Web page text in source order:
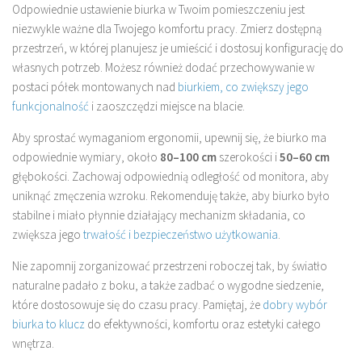
Odpowiednie ustawienie biurka w Twoim pomieszczeniu jest
niezwykle ważne dla Twojego komfortu pracy. Zmierz dostępną
przestrzeń, w której planujesz je umieścić i dostosuj konfigurację do
własnych potrzeb. Możesz również dodać przechowywanie w
postaci półek montowanych nad biurkiem, co zwiększy jego
funkcjonalność i zaoszczędzi miejsce na blacie.
Aby sprostać wymaganiom ergonomii, upewnij się, że biurko ma
odpowiednie wymiary, około 80–100 cm szerokości i50–60 cm
głębokości. Zachowaj odpowiednią odległość od monitora, aby
uniknąć zmęczenia wzroku. Rekomenduję także, aby biurko było
stabilne i miało płynnie działający mechanizm składania, co
zwiększa jego trwałość i bezpieczeństwo użytkowania
Nie zapomnij zorganizować przestrzeni roboczej tak, by światło
naturalne padało z boku, a także zadbać o wygodne siedzenie,
które dostosowuje się do czasu pracy. Pamiętaj, że dobry wybór
biurka to klucz do efektywności, komfortu oraz estetyki całego
wnętrza.